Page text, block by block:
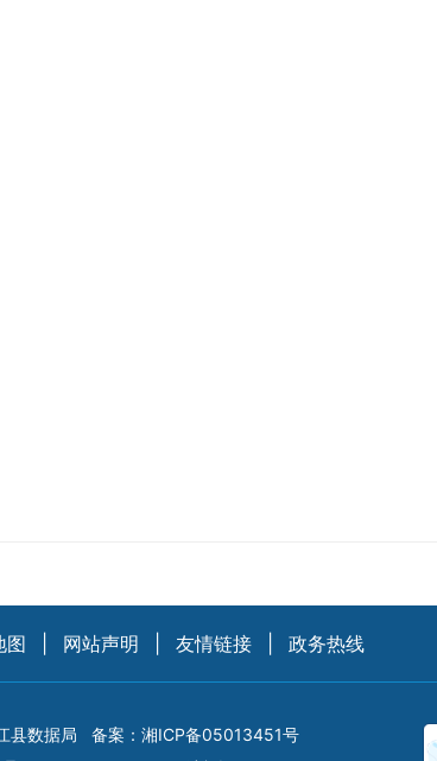
图 网站声明 友情链接 政务热线
县数据局 备案： 湘ICP备05013451号